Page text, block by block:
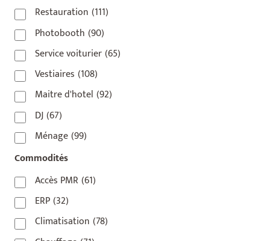
75015 (3)
75016(14)
75017(2)
75018(7)
75019(4)
75020
92110(1)
92800(1)
93
(1)
93 420(1)
93100(1)
93200
Restauration (111)
Photobooth (90)
Service voiturier(65)
Vestiaires (108)
Maitre d'hotel (92)
DJ(67)
Ménage(99)
Commodités
Accès PMR (61)
ERP(32)
Climatisation (78)